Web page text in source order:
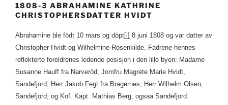
1808-3 ABRAHAMINE KATHRINE
CHRISTOPHERSDATTER HVIDT
Abrahamine ble födt 10 mars og döpt[i] 8 juni 1808 og var datter av
Christopher Hvidt og Wilhelmine Rosenkilde. Fadrene hennes
reflekterte foreldrenes ledende posisjon i den lille byen: Madame
Susanne Hauff fra Narveröd; Jomfru Magrete Marie Hvidt,
Sandefjord; Herr Jakob Fegt fra Bragernes; Herr Wilhelm Olsen,
Sandefjord; og Kof. Kapt. Mathias Berg, ogsaa Sandefjord.